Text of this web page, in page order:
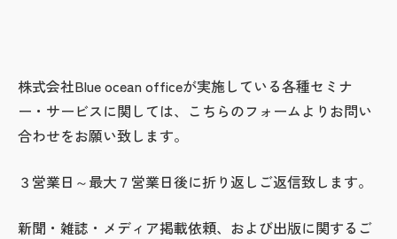
株式会社Blue ocean officeが実施している各種セミナ
ー・サービスに関しては、こちらのフォームよりお問い
合わせをお願い致します。
３営業日～最大７営業日後に折り返しご返信致します。
新聞・雑誌・メディア掲載依頼、および出版に関するご